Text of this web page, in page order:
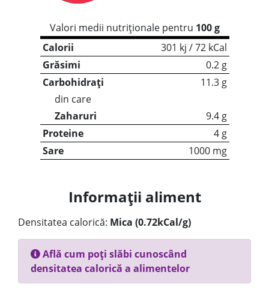
Valori medii nutriționale pentru 100 g
Calorii
301 kj / 72 kCal
Grăsimi
0.2 g
Carbohidrați
11.3 g
din care
Zaharuri
9.4 g
Proteine
4 g
Sare
1000 mg
Informații aliment
Densitatea calorică: Mica (0.72kCal/g)
Află cum poți slăbi cunoscând
densitatea calorică a alimentelor